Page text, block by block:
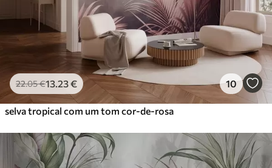
22.05€13 .23€ 10
selva tropical com um tom cor-de-rosa